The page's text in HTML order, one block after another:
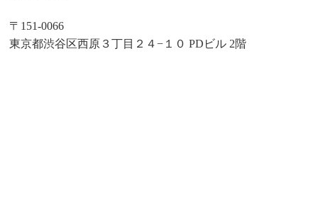
〒151-0066
東京都渋谷区西原３丁目２４−１０ PDビル 2階